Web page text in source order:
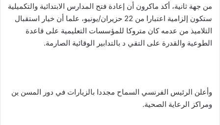
من جهة ثانية، أكد ماكرون أن إعادة فتح المدارس الابتدائية والتكميلية
ستكون إلزامية اعتبارا من 22 حزيران/يونيو، علما أن خيار استقبال
التلاميذ من عدمه كان متروكا للمؤسسات التعليمية على قاعدة
الطوعية والقدرة على التقي د بالتدابير الوقائية الصارمة.
وأعلن الرئيس الفرنسي السماح مجددا بالزيارات في دور المسن ين
ومراكز الرعاية الصحية.